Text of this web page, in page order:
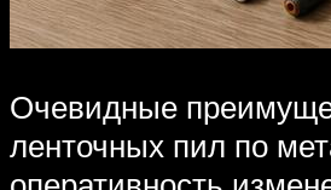
Очевидные
ленточных пил по